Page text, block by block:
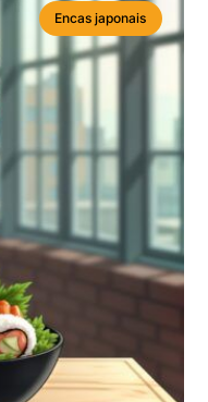
Encas japonais